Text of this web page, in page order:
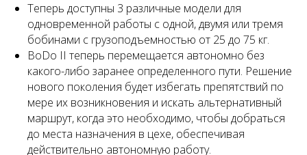
Теперь доступны 3 различные модели для
одновременной работы с одной, двумя или тремя
бобинами с грузоподъемностью от 25 до 75 кг.
BoDo II теперь перемещается автономно без
какого-либо заранее определенного пути. Решение
нового поколения будет избегать препятствий по
мере их возникновения и искать альтернативный
маршрут, когда это необходимо, чтобы добраться
до места назначения в цехе, обеспечивая
действительно автономную работу.